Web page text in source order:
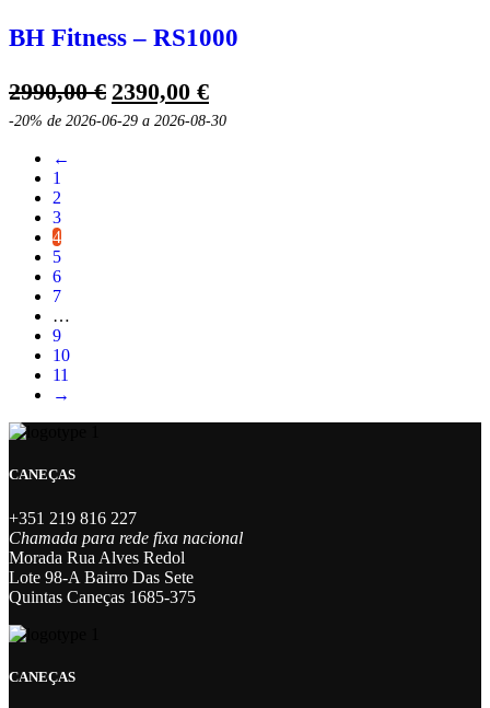
BH Fitness – RS1000
2990,00€ O
preço
2390,00 €O
preço
-20% de 2026-06-29 a 2026-08-30
←
1
2
3
4
5
6
7
…
9
10
11
→
CANEÇAS
+351 219 816 227
Chamada para rede fixa nacional
Morada Rua Alves Redol
Lote 98-A Bairro Das Sete
Quintas Caneças 1685-375
CANEÇAS